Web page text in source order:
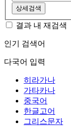
상세검색
결과 내 재검색
인기 검색어
다국어 입력
히라가나
가타카나
중국어
한글고어
그리스문자